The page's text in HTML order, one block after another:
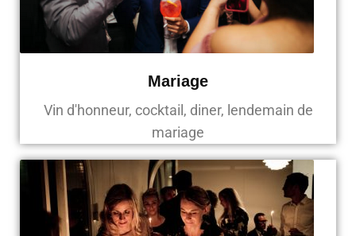
Mariage
Vin d'honneur, cocktail, diner, lendemain de
mariage